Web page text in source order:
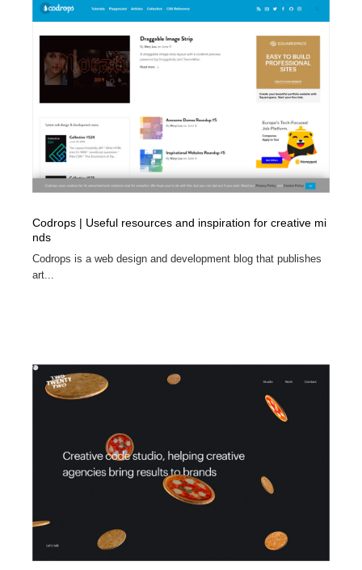
Codrops | Useful resources and inspiration for creative mi
nds
Codrops is a web design and development blog that publishes
art...